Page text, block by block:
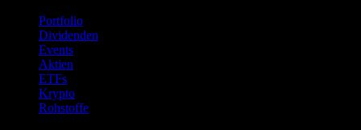
Portfolio
Dividenden
Events
Aktien
ETFs
Krypto
Rohstoffe